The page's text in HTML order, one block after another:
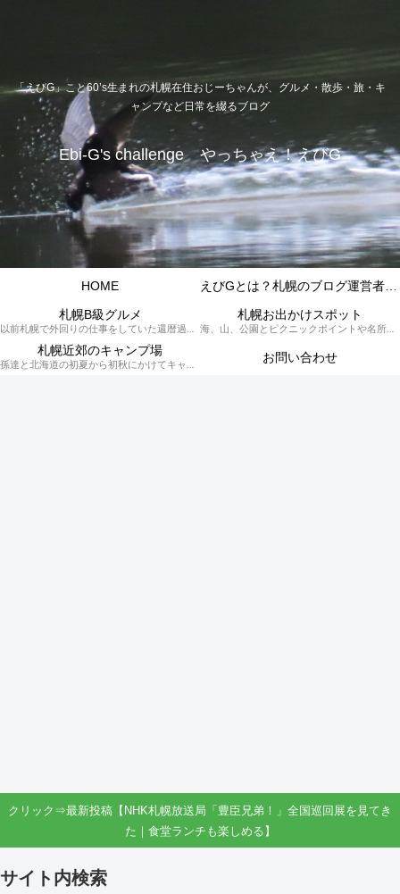
「えびG」こと60’s生まれの札幌在住おじーちゃんが、グルメ・散歩・旅・キ
ャンプなど日常を綴るブログ
Ebi-G's challenge やっちゃえ！えびG
HOME
札幌B級グルメ
以前札幌で外回りの仕事をしていた還暦過ぎブロガー「えびG」がランチ（サラリーマンランチ、サラメシ）を中心に、おそば、ラーメン、中華、日替わりランチを「札幌Bグルメ」と題してレポートしているブログカテゴリーのページです。現在は定年後の再雇用で札幌中とはいかなまでも会社の近くのすすきの界隈や家のある札幌市南区を中心に徘徊しております。
札幌お出かけスポット
海、山、公園とピクニックポイントや名所、旧跡などなど、、、、、札幌はもとより郊外の無理なく日帰りでいって帰ってこれるお出かけスポットを孫っち達（小学５、３年生、幼稚園年長さんの３人）とえびGがお出かけをして紹介しているページです。
札幌近郊のキャンプ場
孫達と北海道の初夏から初秋にかけてキャンプに出かけます。キャンプ場情報だったり料理だったり花火や遊びに虫取りとまさに「やっちゃえ！えびG」やりたい放題のブログです。 お問い合わせ
クリック⇒最新投稿【NHK札幌放送局「豊臣兄弟！」全国巡回展を見てき
た｜食堂ランチも楽しめる】
サイト内検索